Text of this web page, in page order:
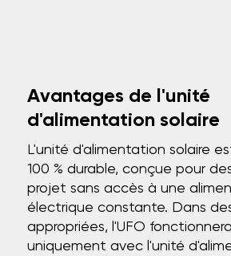
Avantages de l'unité
d'alimentation solaire
L'unité d'alimentation solaire
100 % durable, conçue pour
projet sans accès à une
électrique constante. Dans
appropriées, l'UFO
uniquement avec l'unité